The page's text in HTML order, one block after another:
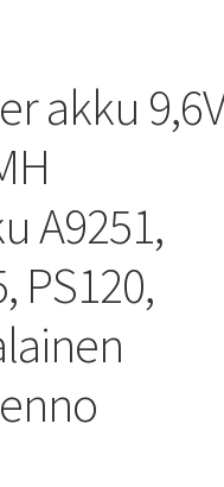
akku
A9251,
PS120,